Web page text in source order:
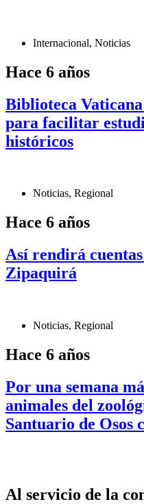
Internacional, Noticias
Hace 6 años
Biblioteca
para facilitar
históricos
Noticias, Regional
Hace 6 años
Así rendirá
Zipaquirá
Noticias, Regional
Hace 6 años
Por una semana
animales del
Santuario de Osos
Al servicio de la